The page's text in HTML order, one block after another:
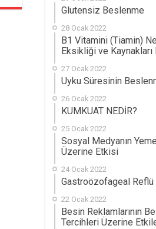
Glutensiz Beslenme
28 Ocak 2022
B1 Vitamini (Tiamin)
Eksikliği ve
27 Ocak 2022
Uyku Süresinin
26 Ocak 2022
KUMKUAT NEDİR?
25 Ocak 2022
Sosyal Medyanın
Üzerine Etkisi
24 Ocak 2022
Gastroözofageal
22 Ocak 2022
Besin Reklamlarının
Tercihleri Üzerine